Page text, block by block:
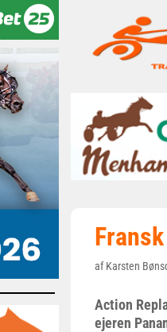
afKarsten
Action
ejeren